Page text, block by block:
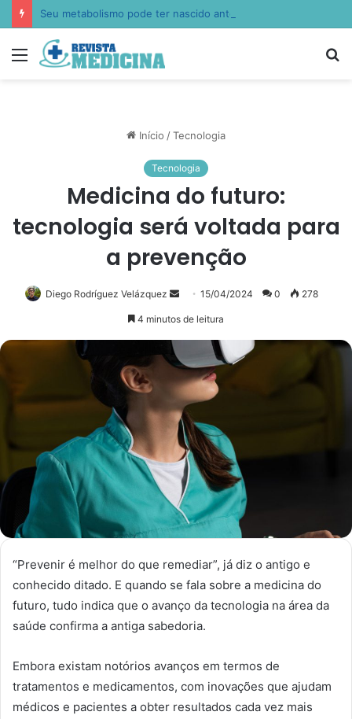
Menu
Início /Tecnologia
Tecnologia
Medicina do futuro:
tecnologia será voltada para
a prevenção
Diego Rodríguez Velázquez
Mande15/04/2024 0 278
4 minutos de leitura
“Prevenir é melhor do que remediar”, já diz o antigo e
conhecido ditado. E quando se fala sobre a medicina do
futuro, tudo indica que o avanço da tecnologia na área da
saúde confirma a antiga sabedoria.
Embora existam notórios avanços em termos de
tratamentos e medicamentos, com inovações que ajudam
médicos e pacientes a obter resultados cada vez mais